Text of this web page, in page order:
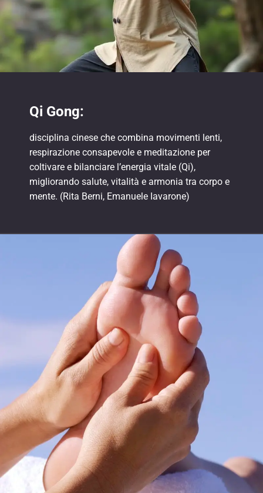
Qi Gong:
disciplina cinese che combina movimenti lenti,
respirazione consapevole e meditazione per
coltivare e bilanciare l’energia vitale (Qi),
migliorando salute, vitalità e armonia tra corpo e
mente. (Rita Berni, Emanuele Iavarone)